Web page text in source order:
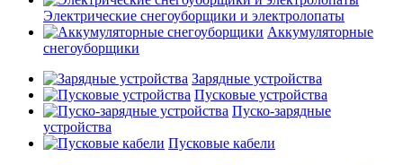
Электрические снегоуборщики и электролопаты
Аккумуляторные
снегоуборщики
Зарядные устройства
Пусковые устройства
Пуско-зарядные
устройства
Пусковые кабели